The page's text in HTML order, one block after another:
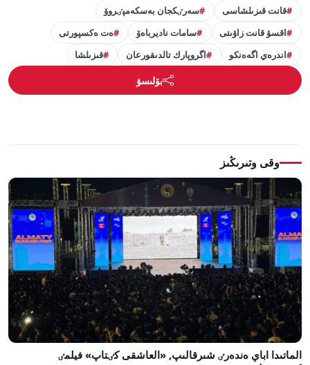
قانت قىزىلشاسى
سەرٸكجان بەسكەمپٸروۆ
اقسۋ قانت زاۋىتى
سامات ناديرباەۆ
ەت ەكسپورتى
اندرەي اگەەنكو
اگروپارك تالدىقورعان قىزىلشا
بۆلىسۋ
وقى وتىرىڭىز
الماتىدا اباي ەندەرٸ شىرقالىپ, «العاشقى كٸتاپ» فيلمٸ